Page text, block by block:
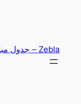
Zebla – جدول مباريات اليوم & أخبار الرياضة